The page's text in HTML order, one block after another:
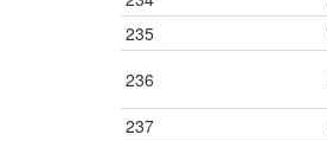
235
236
237